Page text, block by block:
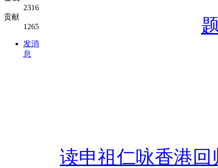
2316
贡献
1265
发消
息
读申祖仁咏香港回